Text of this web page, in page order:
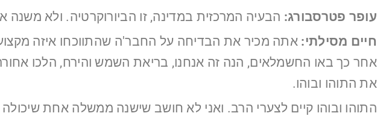
עופר פטרסבורג: הבעיה המרכזית במדינה, זו הביורוקרטיה. ולא משנה
חיים מסילתי: אתה מכיר את הבדיחה על החבר'ה שהתווכחו איזה מקצוע
אחר כך באו החשמלאים, הנה זה אנחנו, בריאת השמש והירח, הלכו
את התוהו ובוהו.
התוהו ובוהו קיים לצערי הרב. ואני לא חושב שישנה ממשלה אחת